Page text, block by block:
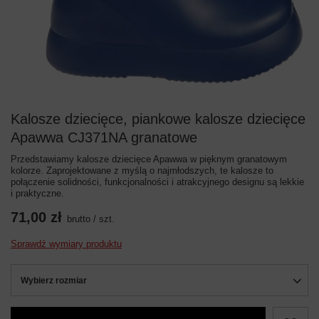
Kalosze dziecięce, piankowe kalosze dziecięce
Apawwa CJ371NA granatowe
Przedstawiamy kalosze dziecięce Apawwa w pięknym granatowym
kolorze. Zaprojektowane z myślą o najmłodszych, te kalosze to
połączenie solidności, funkcjonalności i atrakcyjnego designu są lekkie
i praktyczne.
71,00 zł brutto / szt.
Sprawdź wymiary produktu
Wybierz rozmiar